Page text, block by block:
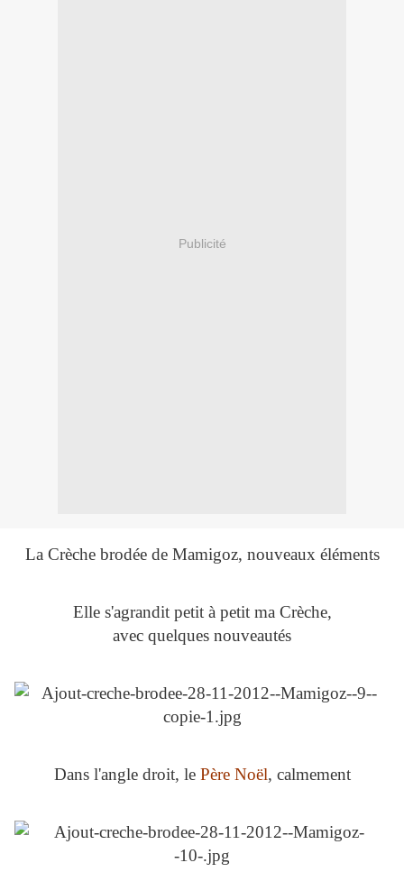
Publicité
La Crèche brodée de Mamigoz, nouveaux éléments
Elle s'agrandit petit à petit ma Crèche,
avec quelques nouveautés
Dans l'angle droit, le Père Noël, calmement